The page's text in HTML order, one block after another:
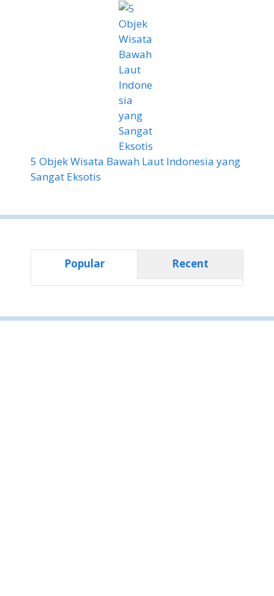
5 Objek Wisata Bawah Laut Indonesia yang
Sangat Eksotis
Popular Recent